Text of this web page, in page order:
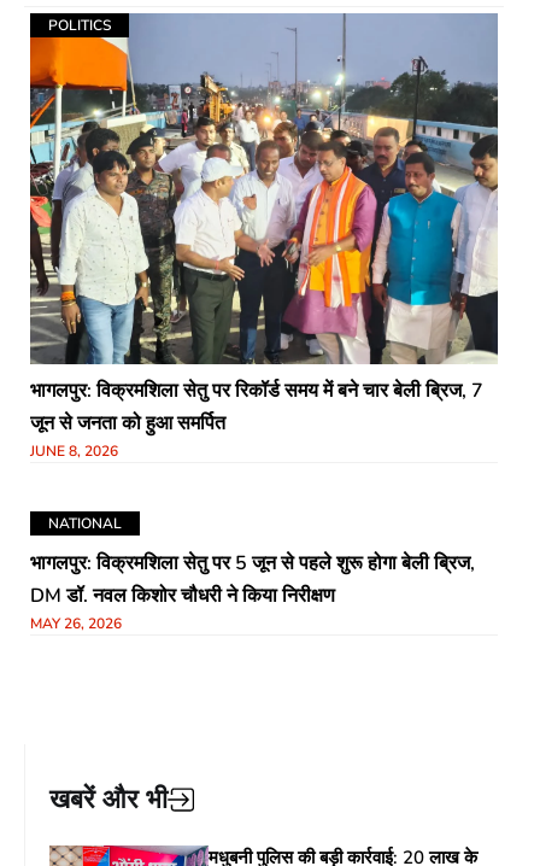
POLITICS
भागलपुर: विक्रमशिला सेतु पर रिकॉर्ड समय में बने चार बेली ब्रिज, 7
जून से जनता को हुआ समर्पित
JUNE 8, 2026
NATIONAL
भागलपुर: विक्रमशिला सेतु पर 5 जून से पहले शुरू होगा बेली ब्रिज,
DM डॉ. नवल किशोर चौधरी ने किया निरीक्षण
MAY 26, 2026
खबरें और भी
मधुबनी पुलिस की बड़ी कार्रवाई: 20 लाख के